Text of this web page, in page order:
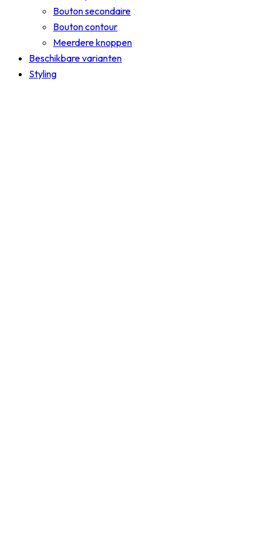
Bouton secondaire
Bouton contour
Meerdere knoppen
Beschikbare varianten
Styling